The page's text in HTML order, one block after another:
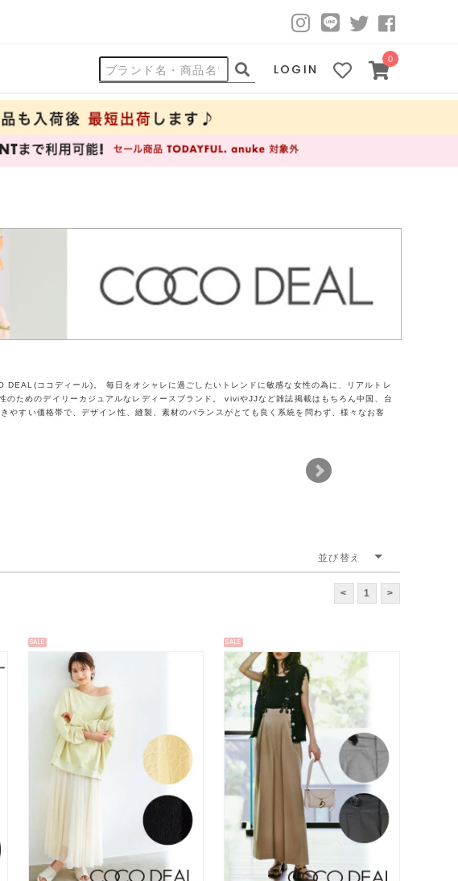
LOGIN
0
ココディール)。 毎日をオシャレに過ごしたいトレンドに敏感な女性の為に、リアルトレ
ためのデイリーカジュアルなレディースブランド。 viviやJJなど雑誌掲載はもちろん中国、台
すい価格帯で、デザイン性、縫製、素材のバランスがとても良く系統を問わず、様々なお客
< 1 >
SALE SALE